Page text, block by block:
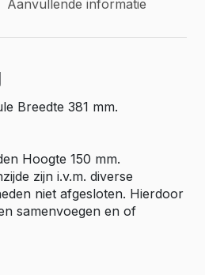
Aanvullende informatie
Breedte 381 mm.
Hoogte 150 mm.
zijn i.v.m. diverse
niet afgesloten. Hierdoor
samenvoegen en of